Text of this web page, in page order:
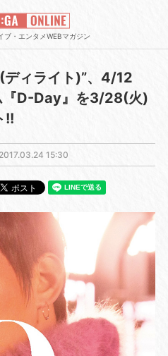
ブ・エンタメWEBマガジン
ディライト)”、4/12
『D-Day』を3/28(火)
!!
2017.03.24 15:30